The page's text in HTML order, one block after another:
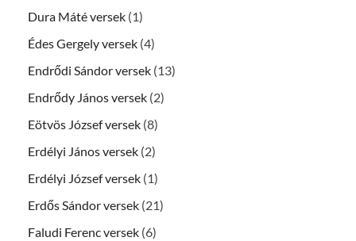
Dura Máté versek (1)
Édes Gergely versek (4)
Endrődi Sándor versek (13)
Endrődy János versek (2)
Eötvös József versek (8)
Erdélyi János versek (2)
Erdélyi József versek (1)
Erdős Sándor versek (21)
Faludi Ferenc versek (6)